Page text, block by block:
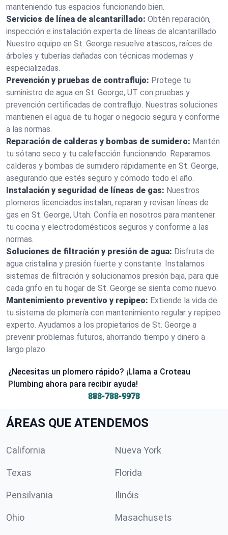
manteniendo tus espacios funcionando bien.
Servicios de línea de alcantarillado: Obtén reparación,
inspección e instalación experta de líneas de alcantarillado.
Nuestro equipo en St. George resuelve atascos, raíces de
árboles y tuberías dañadas con técnicas modernas y
especializadas.
Prevención y pruebas de contraflujo: Protege tu
suministro de agua en St. George, UT con pruebas y
prevención certificadas de contraflujo. Nuestras soluciones
mantienen el agua de tu hogar o negocio segura y conforme
a las normas.
Reparación de calderas y bombas de sumidero: Mantén
tu sótano seco y tu calefacción funcionando. Reparamos
calderas y bombas de sumidero rápidamente en St. George,
asegurando que estés seguro y cómodo todo el año.
Instalación y seguridad de líneas de gas: Nuestros
plomeros licenciados instalan, reparan y revisan líneas de
gas en St. George, Utah. Confía en nosotros para mantener
tu cocina y electrodomésticos seguros y conforme a las
normas.
Soluciones de filtración y presión de agua: Disfruta de
agua cristalina y presión fuerte y constante. Instalamos
sistemas de filtración y solucionamos presión baja, para que
cada grifo en tu hogar de St. George se sienta como nuevo.
Mantenimiento preventivo y repipeo: Extiende la vida de
tu sistema de plomería con mantenimiento regular y repipeo
experto. Ayudamos a los propietarios de St. George a
prevenir problemas futuros, ahorrando tiempo y dinero a
largo plazo.
¿Necesitas un plomero rápido? ¡Llama a Croteau
Plumbing ahora para recibir ayuda!
888-788-9978
ÁREAS QUE ATENDEMOS
California Nueva York
Texas Florida
Pensilvania Ilinóis
Ohio Masachusets